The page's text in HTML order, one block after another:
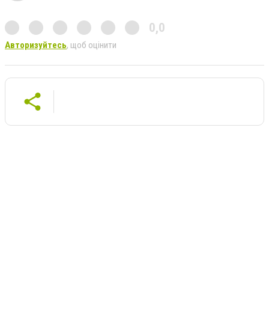
0,0
Авторизуйтесь, щоб оцінити